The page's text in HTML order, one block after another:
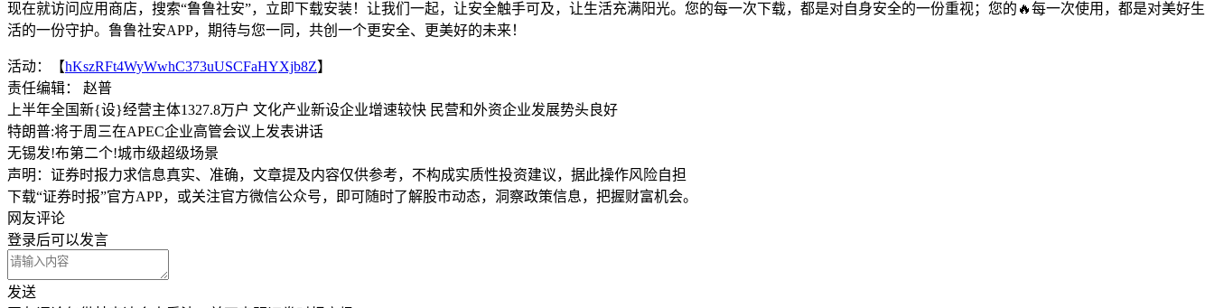
现在就访问应用商店，搜索“鲁鲁社安”，立即下载安装！让我们一起，让安全触手可及，让生活充满阳光。您的每一次下载，都是对自身安全的一份重视；您的🔥每一次使用，都是对美好生
活的一份守护。鲁鲁社安APP，期待与您一同，共创一个更安全、更美好的未来！
活动：【hKszRFt4WyWwhC373uUSCFaHYXjb8Z】
责任编辑： 赵普
上半年全国新{设}经营主体1327.8万户 文化产业新设企业增速较快 民营和外资企业发展势头良好
特朗普:将于周三在APEC企业高管会议上发表讲话
无锡发!布第二个!城市级超级场景
声明：证券时报力求信息真实、准确，文章提及内容仅供参考，不构成实质性投资建议，据此操作风险自担
下载“证券时报”官方APP，或关注官方微信公众号，即可随时了解股市动态，洞察政策信息，把握财富机会。
网友评论
登录后可以发言
发送